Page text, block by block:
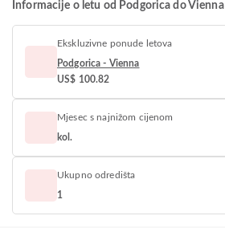
Informacije o letu od Podgorica do Vienna
Ekskluzivne ponude letova
Podgorica - Vienna
US$ 100.82
Mjesec s najnižom cijenom
kol.
Ukupno odredišta
1